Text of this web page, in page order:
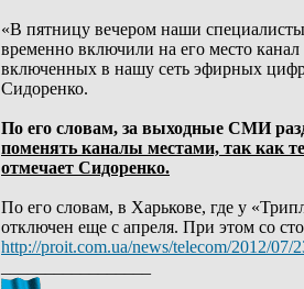
«В пятницу вечером наши
временно включили на его место
включенных в нашу сеть эфирных
Сидоренко.
По его словам, за выходные СМИ
поменять каналы местами, так как
отмечает Сидоренко.
По его словам, в Харькове, где у
отключен еще с апреля. При этом со
http://proit.com.ua/news/telecom/2012/07/